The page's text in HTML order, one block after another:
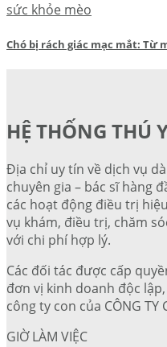
sức khỏe mèo
Chó bị rách giác mạc mắt: Từ
HỆ THỐNG THÚ
Địa chỉ uy tín về dịch vụ
chuyên gia – bác sĩ hàng
các hoạt động điều trị
vụ khám, điều trị, chăm
với chi phí hợp lý.
Các đối tác được cấp
đơn vị kinh doanh độc
công ty con của CÔNG TY
GIỜ LÀM VIỆC